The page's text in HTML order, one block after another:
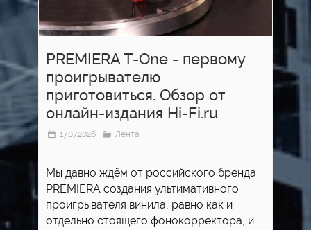
PREMIERA T-One - первому
проигрывателю
приготовиться. Обзор от
онлайн-издания Hi-Fi.ru
17.07.2026 Лента
Мы давно ждём от российского бренда
PREMIERA создания ультимативного
проигрывателя винила, равно как и
отдельно стоящего фонокорректора, и